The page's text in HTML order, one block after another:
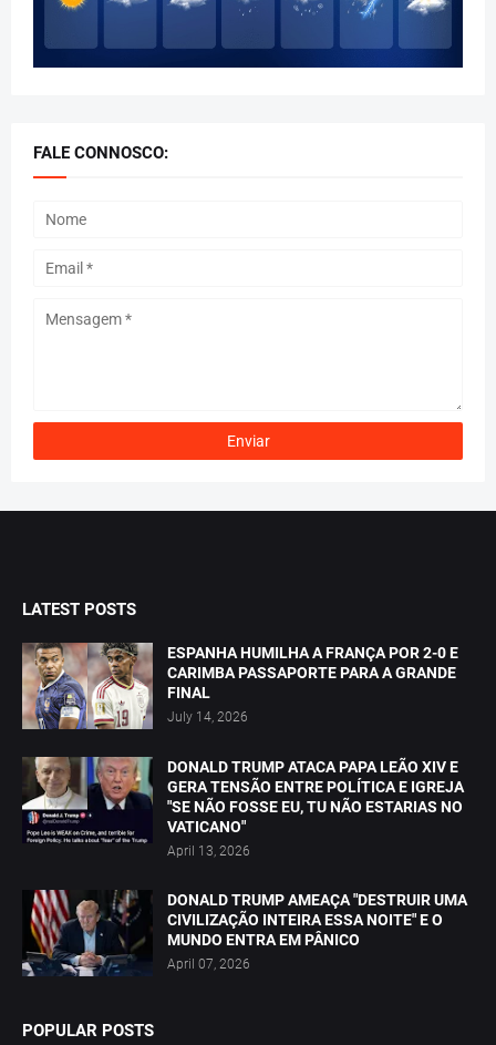
FALE CONNOSCO:
LATEST POSTS
ESPANHA HUMILHA A FRANÇA POR 2-0 E
CARIMBA PASSAPORTE PARA A GRANDE
FINAL
July 14, 2026
DONALD TRUMP ATACA PAPA LEÃO XIV E
GERA TENSÃO ENTRE POLÍTICA E IGREJA
"SE NÃO FOSSE EU, TU NÃO ESTARIAS NO
VATICANO"
April 13, 2026
DONALD TRUMP AMEAÇA "DESTRUIR UMA
CIVILIZAÇÃO INTEIRA ESSA NOITE" E O
MUNDO ENTRA EM PÂNICO
April 07, 2026
POPULAR POSTS